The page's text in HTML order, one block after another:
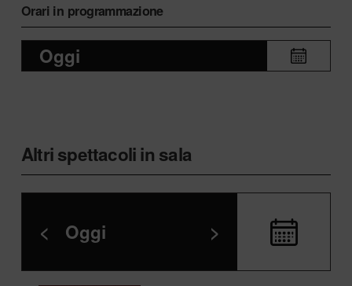
Orari in programmazione
Oggi
Altri spettacoli in sala
< Oggi >